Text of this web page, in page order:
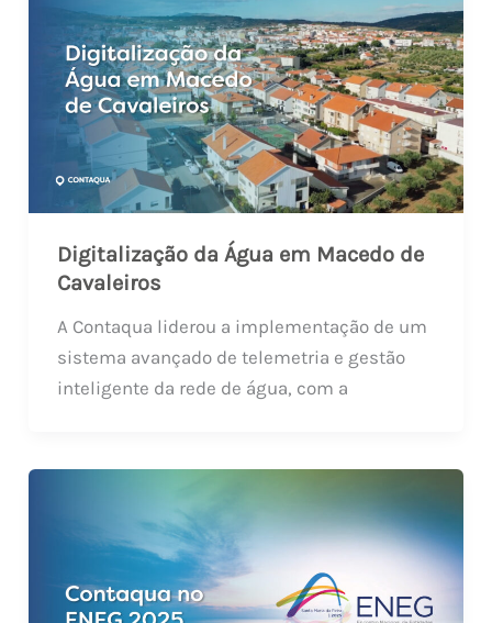
Digitalização da Água em Macedo de
Cavaleiros
A Contaqua liderou a implementação de um
sistema avançado de telemetria e gestão
inteligente da rede de água, com a